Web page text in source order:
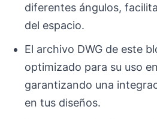
diferentes ángulos,
del espacio.
El archivo DWG de este
optimizado para su uso
garantizando una
en tus diseños.